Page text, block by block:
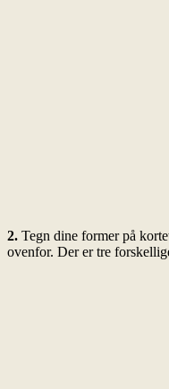
2. Tegn dine former på
ovenfor. Der er tre